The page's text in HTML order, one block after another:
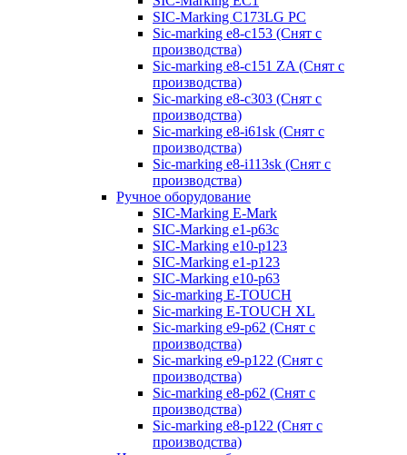
SIC-Marking C173LG PC
Sic-marking e8-c153 (Снят с
производства)
Sic-marking e8-c151 ZA (Снят с
производства)
Sic-marking e8-c303 (Снят с
производства)
Sic-marking e8-i61sk (Снят с
производства)
Sic-marking e8-i113sk (Снят с
производства)
Ручное оборудование
SIC-Marking E-Mark
SIC-Marking e1-p63с
SIC-Marking e10-p123
SIC-Marking e1-p123
SIC-Marking e10-p63
Sic-marking E-TOUCH
Sic-marking E-TOUCH XL
Sic-marking e9-p62 (Снят с
производства)
Sic-marking e9-p122 (Снят с
производства)
Sic-marking e8-p62 (Снят с
производства)
Sic-marking e8-p122 (Снят с
производства)